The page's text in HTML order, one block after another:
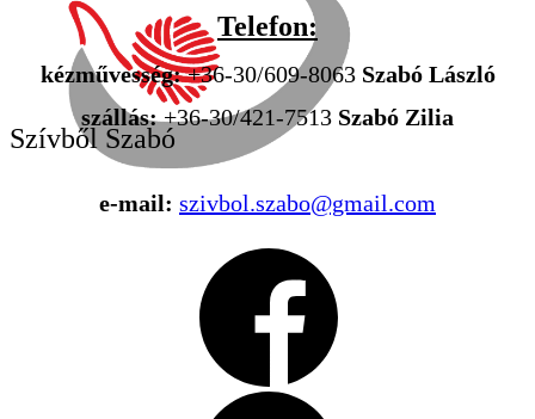
Szívből Szabó
Telefon:
kézművesség:+36-30/609-8063 Szabó László
szállás:+36-30/421-7513 Szabó Zilia
e-mail: szivbol.szabo@gmail.com